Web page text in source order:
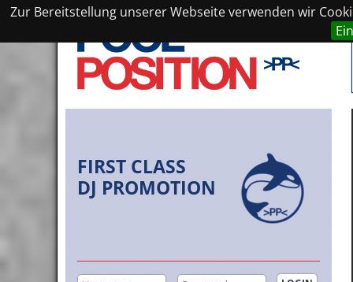
Zur Bereitstellung unserer Webseite verwenden wir
FIRST CLASS
DJ PROMOTION